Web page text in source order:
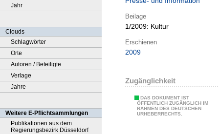
Jahr
Clouds
Schlagwörter
Orte
Autoren / Beteiligte
Verlage
Jahre
Weitere E-Pflichtsammlungen
Publikationen aus dem
Regierungsbezirk Düsseldorf
Beilage
1/2009: Kultur
Erschienen
2009
Zugänglichkeit
DAS DOKUMENT IST
ÖFFENTLICH ZUGÄNGLICH IM
RAHMEN DES DEUTSCHEN
URHEBERRECHTS.